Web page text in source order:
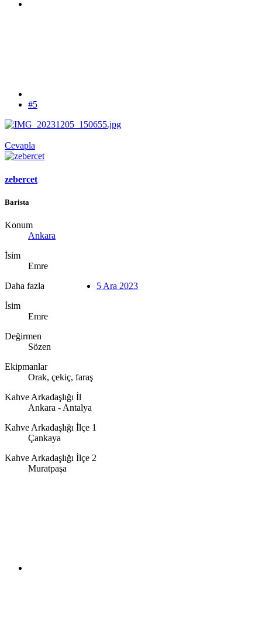
#5
Cevapla
zebercet
Barista
Konum
Ankara
İsim
Emre
Daha fazla
İsim
Emre
Değirmen
Sözen
Ekipmanlar
Orak, çekiç, faraş
Kahve Arkadaşlığı İl
Ankara - Antalya
Kahve Arkadaşlığı İlçe 1
Çankaya
Kahve Arkadaşlığı İlçe 2
Muratpaşa
5 Ara 2023